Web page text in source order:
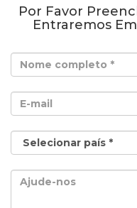
Por Favor
Entraremos